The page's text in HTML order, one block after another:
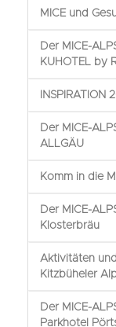
MICE und
Der MICE-
KUHOTEL by
INSPIRATION
Der MICE-
ALLGÄU
Komm in die
Der MICE-
Klosterbräu
Aktivitäten
Kitzbüheler
Der MICE-
Parkhotel